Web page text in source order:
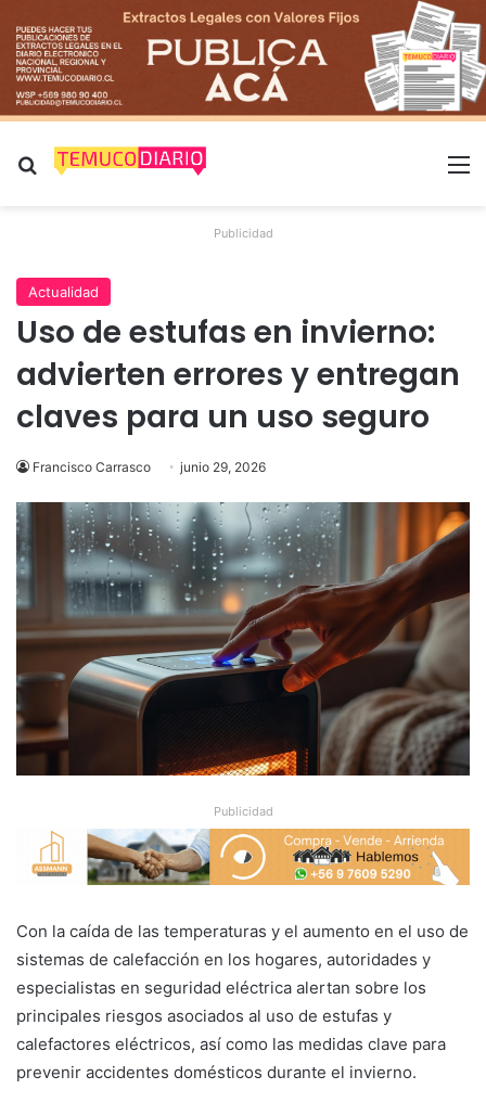
Buscar por
Publicidad
Actualidad
Uso de estufas en invierno:
advierten errores y entregan
claves para un uso seguro
Francisco Carrasco junio 29, 2026
Publicidad
Con la caída de las temperaturas y el aumento en el uso de
sistemas de calefacción en los hogares, autoridades y
especialistas en seguridad eléctrica alertan sobre los
principales riesgos asociados al uso de estufas y
calefactores eléctricos, así como las medidas clave para
prevenir accidentes domésticos durante el invierno.